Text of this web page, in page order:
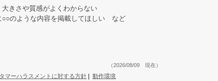
きさや質感がよくわからない
のような内容を掲載してほしい など
（2026/08/09 現在）
マーハラスメントに対する方針 | 動作環境